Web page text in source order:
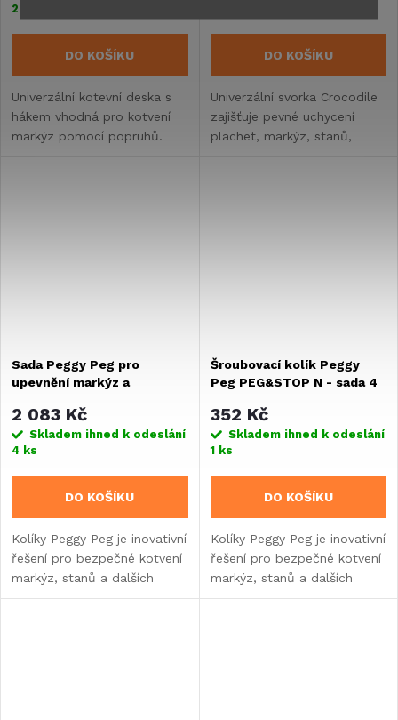
2 ks
DO KOŠÍKU
Univerzální kotevní deska s
hákem vhodná pro kotvení
markýz pomocí popruhů.
DO KOŠÍKU
Univerzální svorka Crocodile
zajišťuje pevné uchycení
plachet, markýz, stanů,
Sada Peggy Peg pro
upevnění markýz a
2 083 Kč
Skladem ihned k odeslání
4 ks
DO KOŠÍKU
Kolíky Peggy Peg je inovativní
řešení pro bezpečné kotvení
markýz, stanů a dalších
prvků při kempování.
Šroubovací kolík Peggy
Peg PEG&STOP N - sada 4
352 Kč
Skladem ihned k odeslání
1 ks
DO KOŠÍKU
Kolíky Peggy Peg je inovativní
řešení pro bezpečné kotvení
markýz, stanů a dalších
prvků při kempování. 4 x